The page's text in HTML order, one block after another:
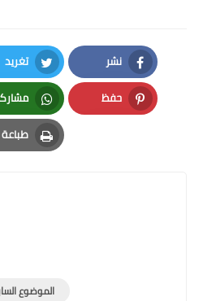
نشر
Facebook
تغريد
Twitter
حفظ
Pinterest
طباعة
Print
الموضوع